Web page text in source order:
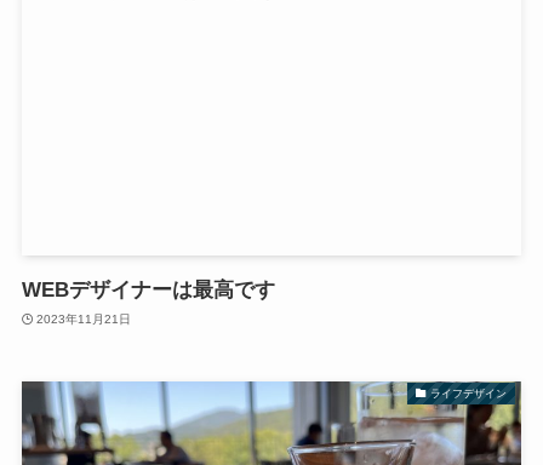
WEBデザイナーは最高です
2023年11月21日
ライフデザイン